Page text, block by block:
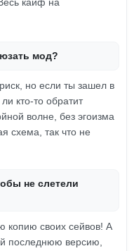
мод?
но если ты зашел в
кто-то обратит
волне, без эгоизма
схема, так что не
не слетели
копию своих сейвов! А
последнюю версию,